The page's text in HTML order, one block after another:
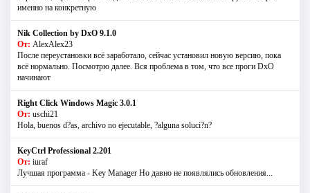
именно на конкретную
Nik Collection by DxO 9.1.0
От: AlexAlex23
После переустановки всё заработало, сейчас установил новую версию, пока
всё нормально. Посмотрю далее. Вся проблема в том, что все проги DxO
начинают
Right Click Windows Magic 3.0.1
От: uschi21
Hola, buenos d?as, archivo no ejecutable, ?alguna soluci?n?
KeyCtrl Professional 2.201
От: iuraf
Лучшая программа - Key Manager Но давно не появлялись обновления...